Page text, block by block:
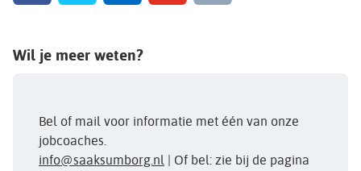
Wil je meer weten?
Bel of mail voor informatie met één van onze
jobcoaches.
info@saaksumborg.nl | Of bel: zie bij de pagina